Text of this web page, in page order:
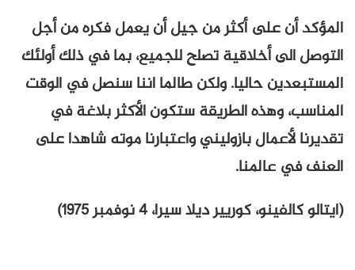
المؤكد أن على أكثر من جيل أن يعمل فكره من أجل
التوصل الى أخلاقية تصلح للجميع، بما في ذلك أولئك
المستبعدين حاليا. ولكن طالما اننا سنصل في الوقت
المناسب، وهذه الطريقة ستكون الأكثر بلاغة في
تقديرنا لأعمال بازوليني واعتبارنا موته شاهدا على
العنف في عالمنا.
(ايتالو كالفينو، كوريير ديلا سيرا، 4 نوفمبر 1975)